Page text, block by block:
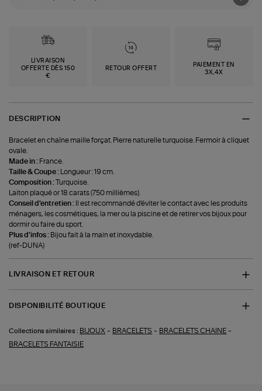
LIVRAISON
OFFERTE DÈS 150
€
RETOUR OFFERT
PAIEMENT EN
3X,4X
DESCRIPTION
Bracelet en chaîne maille forçat. Pierre naturelle turquoise. Fermoir à cliquet
ovale.
Made in : France.
Taille & Coupe :
Longueur : 19 cm.
Composition :Turquoise.
Laiton plaqué or 18 carats (750 millièmes).
Conseil d'entretien :
Il est recommandé d'éviter le contact avec les produits
ménagers, les cosmétiques, la mer ou la piscine et de retirer vos bijoux pour
dormir ou faire du sport.
Plus d'infos : Bijou fait à la main et inoxydable.
(ref-DUNA)
LIVRAISON ET RETOUR
DISPONIBILITÉ BOUTIQUE
Collections similaires : BIJOUX - BRACELETS - BRACELETS CHAINE -
BRACELETS FANTAISIE